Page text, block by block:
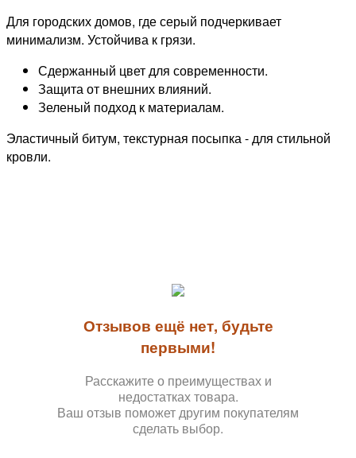
Для городских домов, где серый подчеркивает
минимализм. Устойчива к грязи.
Сдержанный цвет для современности.
Защита от внешних влияний.
Зеленый подход к материалам.
Эластичный битум, текстурная посыпка - для стильной
кровли.
Отзывов ещё нет, будьте
первыми!
Расскажите о преимуществах и
недостатках товара.
Ваш отзыв поможет другим покупателям
сделать выбор.